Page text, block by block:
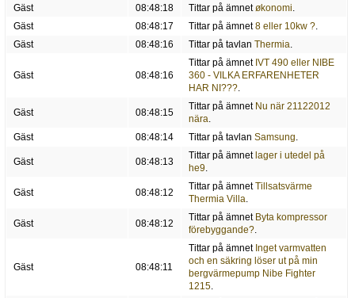
Gäst
08:48:18 Tittar på ämnetøkonomi.
Gäst
08:48:17 Tittar på ämnet8 eller 10kw ?.
Gäst
08:48:16 Tittar på tavlan Thermia.
Gäst 08:48:16
Tittar på ämnet IVT 490 eller NIBE
360 - VILKA ERFARENHETER
HAR NI???.
Gäst 08:48:15
Tittar på ämnet Nu när 21122012
nära.
Gäst
08:48:14 Tittar på tavlan Samsung.
Gäst 08:48:13
Tittar på ämnet lager i utedel på
he9.
Gäst 08:48:12
Tittar på ämnetTillsatsvärme
Thermia Villa.
Gäst 08:48:12
Tittar på ämnet Byta kompressor
förebyggande?.
Gäst 08:48:11
Tittar på ämnet Inget varmvatten
och en säkring löser ut på min
bergvärmepump Nibe Fighter
1215.